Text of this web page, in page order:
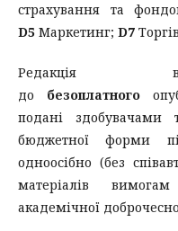
страхування та
D5 Маркетинг; D7
Редакція
до безоплатного
подані здобувачами
бюджетної форми
одноосібно (без
матеріалів
академічної